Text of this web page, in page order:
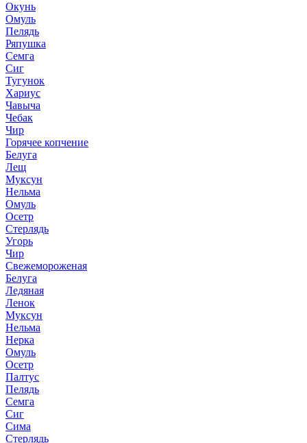
Окунь
Омуль
Пелядь
Ряпушка
Семга
Сиг
Тугунок
Хариус
Чавыча
Чебак
Чир
Горячее копчение
Белуга
Лещ
Муксун
Нельма
Омуль
Осетр
Стерлядь
Угорь
Чир
Свежемороженая
Белуга
Ледяная
Ленок
Муксун
Нельма
Нерка
Омуль
Осетр
Палтус
Пелядь
Семга
Сиг
Сима
Стерлядь